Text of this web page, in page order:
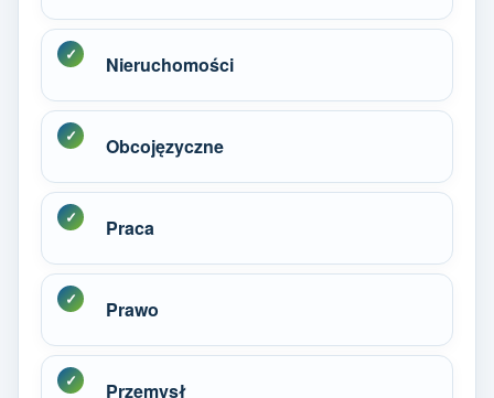
Nieruchomości
Obcojęzyczne
Praca
Prawo
Przemysł